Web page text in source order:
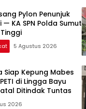
Pylon Penunjuk
— KA SPN Polda Sumut
5 Agustus 2026
Siap Kepung Mabes
di Lingga Bayu
Ditindak Tuntas
2026